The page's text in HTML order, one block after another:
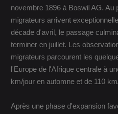
novembre 1896 à Boswil AG. Au
migrateurs arrivent
décade d'avril, le passage
terminer en juillet. Les
migrateurs parcourent les
l'Europe de l'Afrique centrale à
km/jour en automne et de 110
Après une phase d'expansion